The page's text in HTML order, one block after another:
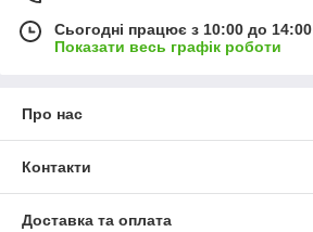
Сьогодні працює з 10:00 до 14:00
Показати весь графік роботи
Про нас
Контакти
Доставка та оплата